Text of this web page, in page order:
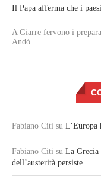
Il Papa afferma che i
A Giarre fervono i
Andò
Fabiano Citi su L’Europa
Fabiano Citi su La Grecia
dell’austerità persiste